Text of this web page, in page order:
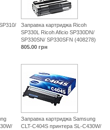
Заправка картриджа Ricoh
SP330L Ricoh Aficio SP330DN/
SP330SN/ SP330SFN (408278)
805.00 грн
Заправка картриджа Samsung
CLT-C404S принтера SL-C430W/